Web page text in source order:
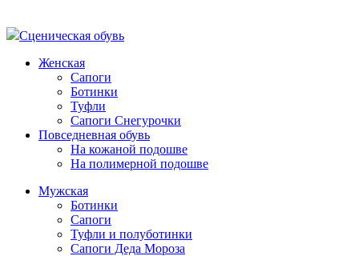
Сценическая обувь
Женская
Сапоги
Ботинки
Туфли
Сапоги Снегурочки
Повседневная обувь
На кожаной подошве
На полимерной подошве
Мужская
Ботинки
Сапоги
Туфли и полуботинки
Сапоги Деда Мороза